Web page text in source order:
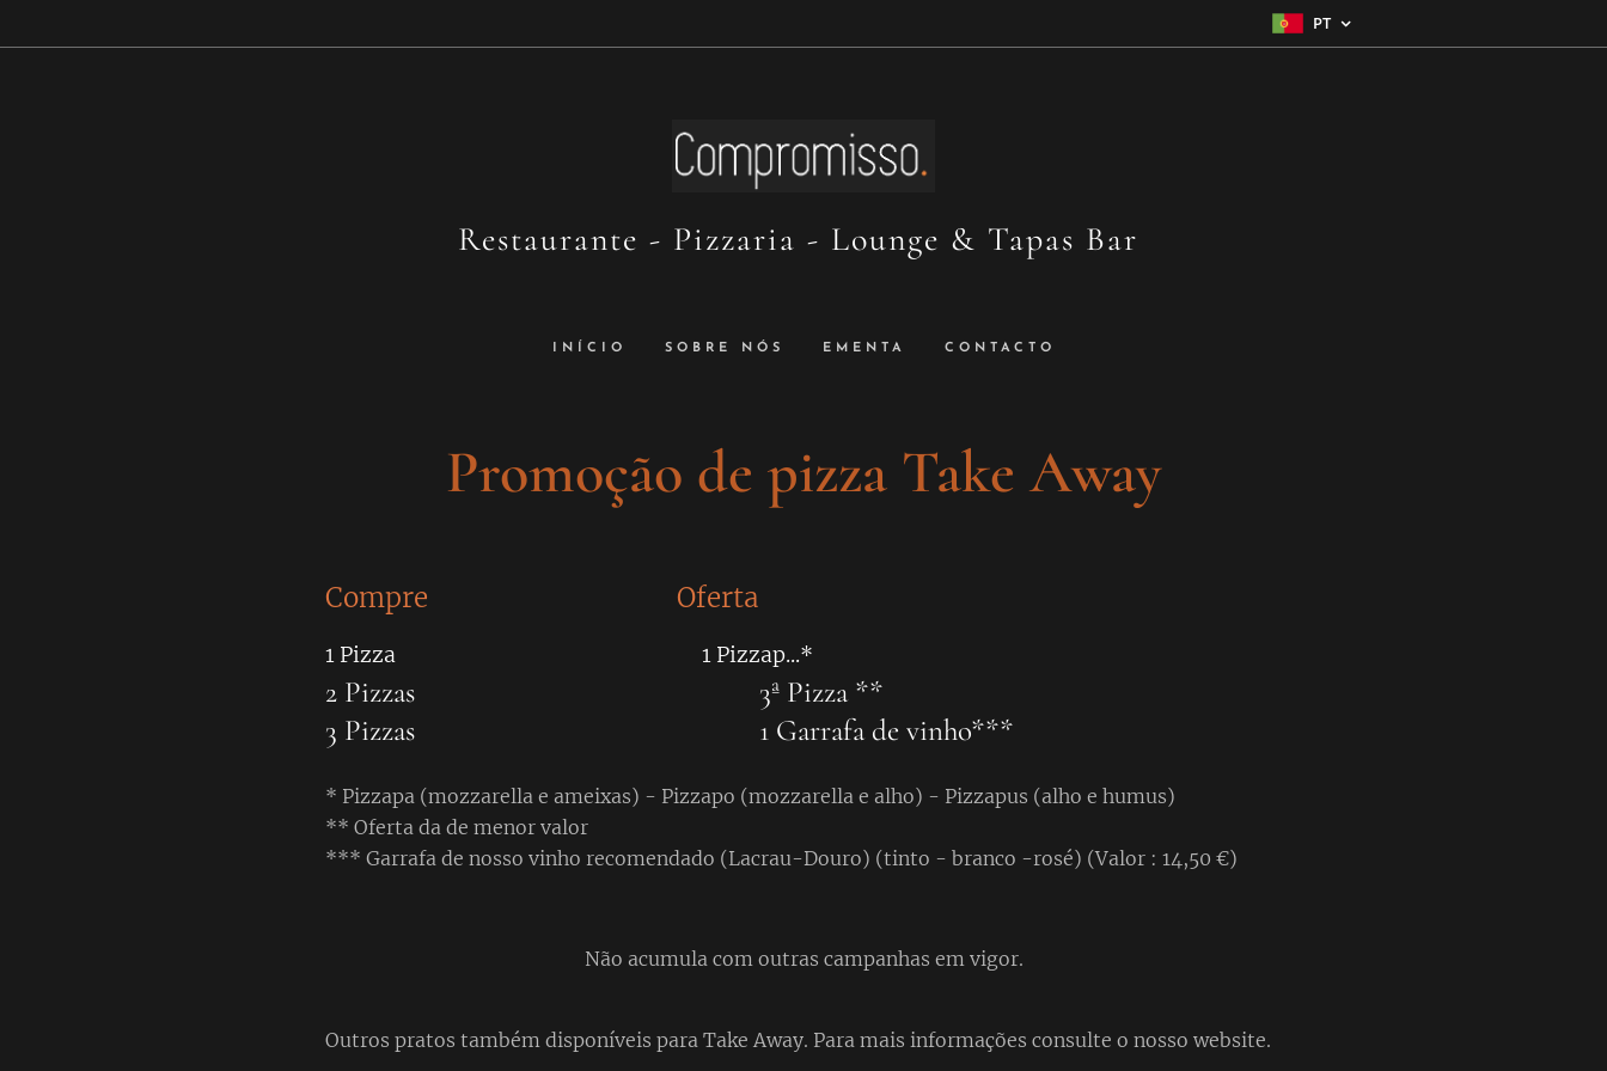
PT
Restaurante - Pizzaria - Lounge & Tapas Bar
INÍCIO SOBRE NÓS EMENTA CONTACTO
Promoção de pizza Take Away
Compre Oferta
1 Pizza 1 Pizzap...*
2 Pizzas 3ª Pizza **
3 Pizzas 1 Garrafa de vinho***
* Pizzapa (mozzarella e ameixas) - Pizzapo (mozzarella e alho) - Pizzapus (alho e humus)
** Oferta da de menor valor
*** Garrafa de nosso vinho recomendado (Lacrau-Douro) (tinto - branco -rosé) (Valor : 14,50 €)
Não acumula com outras campanhas em vigor.
Outros pratos também disponíveis para Take Away. Para mais informações consulte o nosso website.